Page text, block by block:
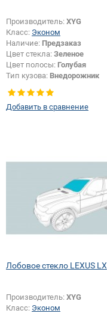
Производитель: XYG
Класс: Эконом
Наличие: Предзаказ
Цвет стекла: Зеленое
Цвет полосы: Голубая
Тип кузова: Внедорожник
Добавить в сравнение
Лобовое стекло LEXUS LX
Производитель: XYG
Класс: Эконом